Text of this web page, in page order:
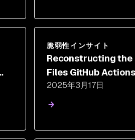
脆弱性インサイト
Reconstructing the
Files GitHub
2025年3月17日